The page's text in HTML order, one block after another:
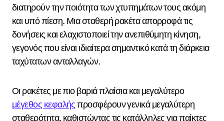
διατηρούν την ποιότητα των χτυπημάτων τους ακόμη
και υπό πίεση. Μια σταθερή ρακέτα απορροφά τις
δονήσεις και ελαχιστοποιεί την ανεπιθύμητη κίνηση,
γεγονός που είναι ιδιαίτερα σημαντικό κατά τη διάρκεια
ταχύτατων ανταλλαγών.
Οι ρακέτες με πιο βαριά πλαίσια και μεγαλύτερο
μέγεθος κεφαλήςπροσφέρουν γενικά μεγαλύτερη
σταθερότητα, καθιστώντας τις κατάλληλες για παίκτες